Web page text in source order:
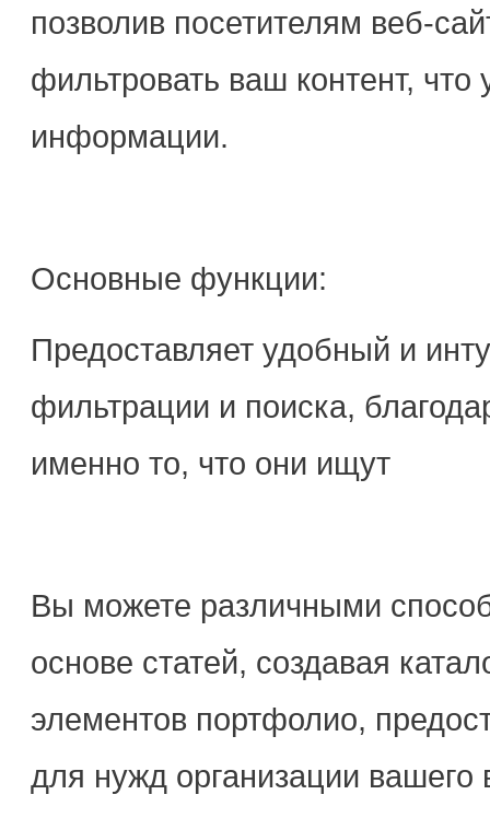
позволив посетителям веб-
фильтровать ваш контент,
информации.
Основные функции:
Предоставляет удобный и
фильтрации и поиска,
именно то, что они ищут
Вы можете различными
основе статей, создавая
элементов портфолио,
для нужд организации вашего